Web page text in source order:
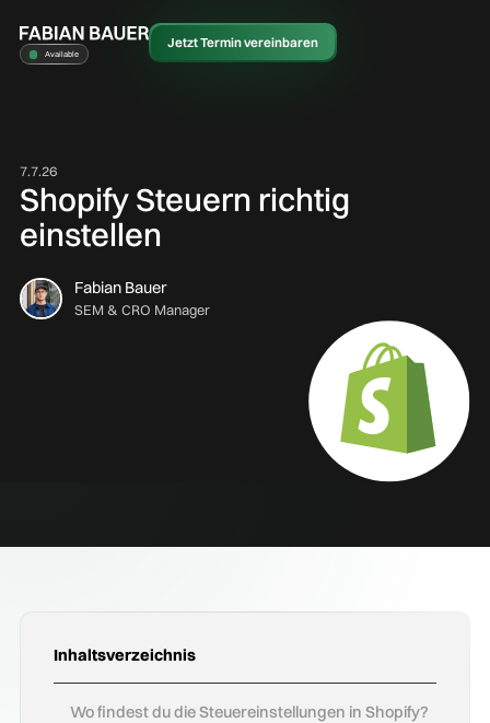
Available
Jetzt Termin vereinbaren
7.7.26
Shopify Steuern richtig
einstellen
Fabian Bauer
SEM & CRO Manager
Inhaltsverzeichnis
Wo findest du die Steuereinstellungen in Shopify?